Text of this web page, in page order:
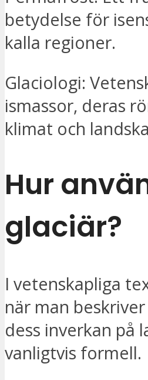
betydelse för
kalla regioner.
Glaciologi:
ismassor, deras
klimat och
Hur
glaciär?
I vetenskapliga
när man
dess inverkan på
vanligtvis formell.